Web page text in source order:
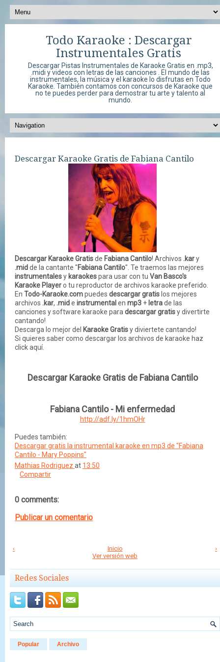
Todo Karaoke : Descargar
Instrumentales Gratis
Descargar Pistas Instrumentales de Karaoke Gratis en .mp3,
.midi y videos con letras de las canciones . El mundo de las
instrumentales, la música y el karaoke lo disfrutas en Todo
Karaoke. También contamos con concursos de Karaoke que
no te puedes perder para demostrar tu arte y talento al
mundo.
Descargar Karaoke Gratis de Fabiana Cantilo
Descargar Karaoke Gratisde Fabiana Cantilo! Archivos .kary
.midde la cantante "Fabiana Cantilo". Te traemos las mejores
instrumentalesy karaokespara usar con tu Van Basco's
Karaoke Playero tu reproductor de archivos karaoke preferido.
En Todo-Karaoke.compuedes descargar gratis los mejores
archivos .kar, .mide instrumental en mp3 + letrade las
canciones ysoftware karaoke para descargar gratisy divertirte
cantando!
Descarga lo mejor del Karaoke Gratisy diviertete cantando!
Si quieres saber como descargar los archivos de karaoke haz
click aquí.
Descargar Karaoke Gratis de Fabiana Cantilo
Fabiana Cantilo - Mi enfermedad
http://adf.ly/1hmOHr
Puedes también:
Descargar gratis la instrumental karaoke en mp3 de "Fabiana
Cantilo - Mary Poppins"
Mathias Rodriguez at 13:50
Compartir
0 comments:
Publicar un comentario
‹ ›
Inicio
Ver versión web
Redes Sociales
Popular Archivo